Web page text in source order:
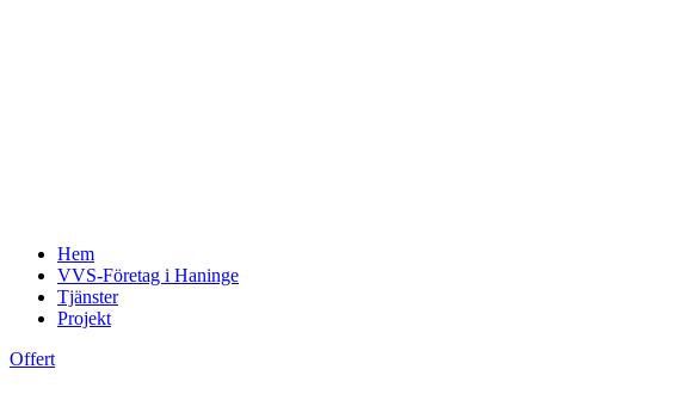
Hem
VVS-Företag i Haninge
Tjänster
Projekt
Offert